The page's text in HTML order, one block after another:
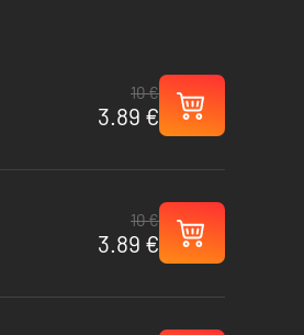
10 €
3.89 €
10 €
3.89 €